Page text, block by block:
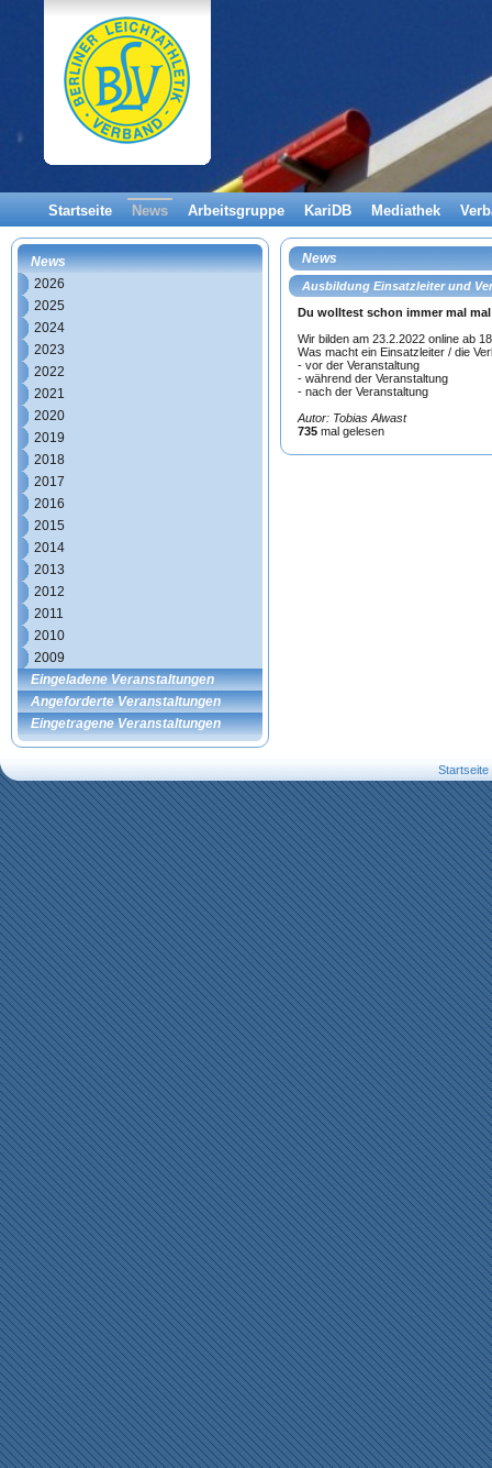
Startseite News Arbeitsgruppe KariDB Mediathek
News
2026
2025
2024
2023
2022
2021
2020
2019
2018
2017
2016
2015
2014
2013
2012
2011
2010
2009
Eingeladene Veranstaltungen
Angeforderte Veranstaltungen
Eingetragene Veranstaltungen
News
Ausbildung Einsatzleiter und
Du wolltest schon immer mal
Wir bilden am 23.2.2022 online ab
Was macht ein Einsatzleiter / die
- vor der Veranstaltung
- während der Veranstaltung
- nach der Veranstaltung
Autor: Tobias Alwast
735 mal gelesen
Startseite